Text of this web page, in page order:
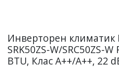
Инверторен климатик
SRK50ZS-W/SRC50ZS-
BTU, Клас A++/A++, 22